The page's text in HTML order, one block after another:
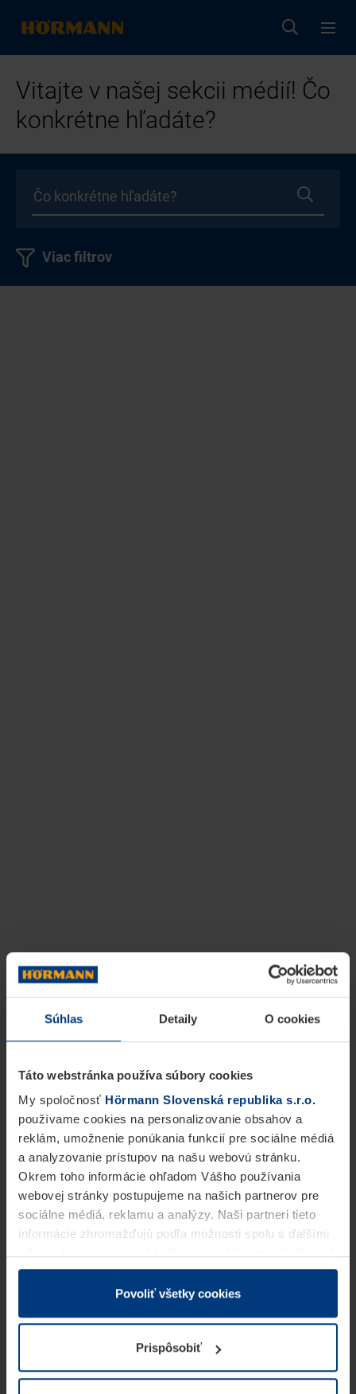
Súhlas Detaily O cookies
Táto webstránka používa súbory cookies
My spoločnosť Hörmann Slovenská republika s.r.o.
používame cookies na personalizovanie obsahov a
reklám, umožnenie ponúkania funkcií pre sociálne médiá
a analyzovanie prístupov na našu webovú stránku.
Okrem toho informácie ohľadom Vášho používania
webovej stránky postupujeme na našich partnerov pre
sociálne médiá, reklamu a analýzy. Naši partneri tieto
informácie zhromažďujú podľa možnosti spolu s ďalšími
v rámci Vášho využívania služieb.
Z právneho hľadiska môžeme cookies ukladať na Vašom
prevádzku tejto stránky. Pre všetky ostatné typy cookie
potrebujeme Vaše povolenie. Vaše povolenie môžete
kedykoľvek zmeniť alebo odvolať vo vysvetlení cookie
Povoliť všetky cookies
Prispôsobiť
Vitajte v našej sekcii médií! Čo
konkrétne hľadáte?
Viac filtrov